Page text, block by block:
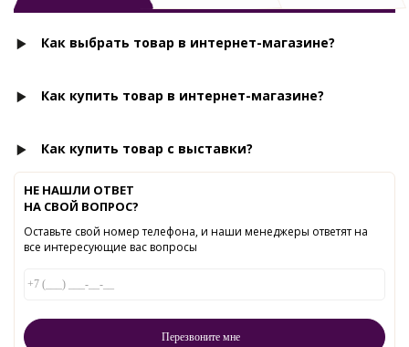
Как выбрать товар в интернет-магазине?
Как купить товар в интернет-магазине?
Как купить товар с выставки?
НЕ НАШЛИ ОТВЕТ
НА СВОЙ ВОПРОС?
Оставьте свой номер телефона, и наши менеджеры ответят на
все интересующие вас вопросы